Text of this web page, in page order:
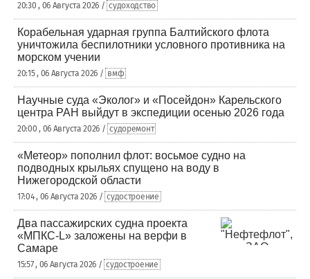
20:30 , 06 Августа 2026 / судоходство
Корабельная ударная группа Балтийского флота
уничтожила беспилотники условного противника на
морском учении
20:15 , 06 Августа 2026 / вмф
Научные суда «Эколог» и «Посейдон» Карельского
центра РАН выйдут в экспедиции осенью 2026 года
20:00 , 06 Августа 2026 / судоремонт
«Метеор» пополнил флот: восьмое судно на
подводных крыльях спущено на воду в
Нижегородской области
17:04 , 06 Августа 2026 / судостроение
Два пассажирских судна проекта
«МПКС-L» заложены на верфи в
Самаре
15:57 , 06 Августа 2026 / судостроение